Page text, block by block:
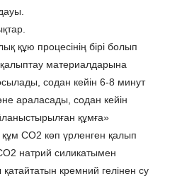
құю процесінің бірі болып
материалдарына
содан кейін 6-8 минут
араласады, содан кейін
құмға»
CO2 көп үрленген қалып
натрий силикатымен
кремний гелінен су